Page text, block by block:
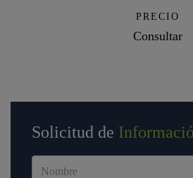
PRECIO
Consultar
Solicitud de